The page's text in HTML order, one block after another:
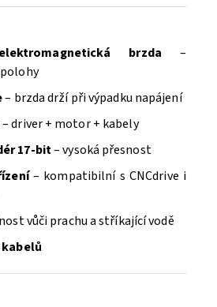
brzda –
– brzda drží při výpadku napájení
– driver + motor + kabely
17-bit– vysoká přesnost
– kompatibilní s CNCdrive i
vůči prachu a stříkající vodě